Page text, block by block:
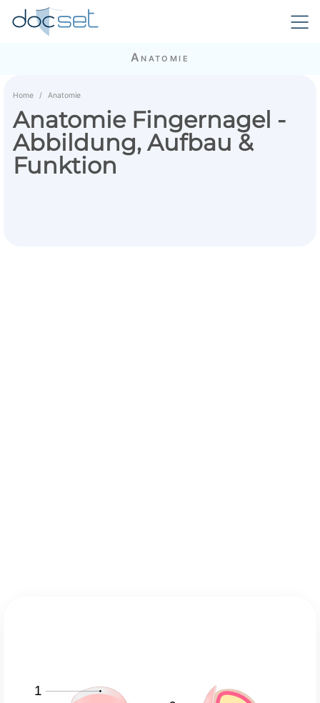
Anatomie
Home Anatomie
Anatomie Fingernagel -
Abbildung, Aufbau &
Funktion